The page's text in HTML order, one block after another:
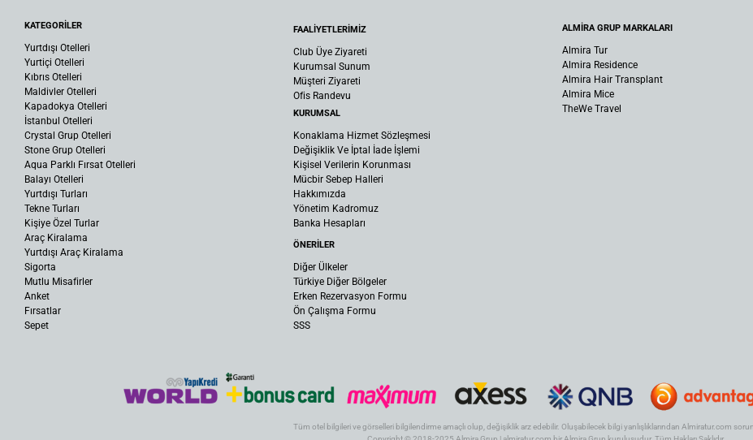
KATEGORİLER
Yurtdışı Otelleri
Yurtiçi Otelleri
Kıbrıs Otelleri
Maldivler Otelleri
Kapadokya Otelleri
İstanbul Otelleri
Crystal Grup Otelleri
Stone Grup Otelleri
Aqua Parklı Fırsat Otelleri
Balayı Otelleri
Yurtdışı Turları
Tekne Turları
Kişiye Özel Turlar
Araç Kiralama
Yurtdışı Araç Kiralama
Sigorta
Mutlu Misafirler
Anket
Fırsatlar
Sepet
FAALİYETLERİMİZ
Club Üye Ziyareti
Kurumsal Sunum
Müşteri Ziyareti
Ofis Randevu
KURUMSAL
Konaklama Hizmet Sözleşmesi
Değişiklik Ve İptal İade İşlemi
Kişisel Verilerin Korunması
Mücbir Sebep Halleri
Hakkımızda
Yönetim Kadromuz
Banka Hesapları
ÖNERİLER
Diğer Ülkeler
Türkiye Diğer Bölgeler
Erken Rezervasyon Formu
Ön Çalışma Formu
SSS
ALMİRA GRUP MARKALARI
Almira Tur
Almira Residence
Almira Hair Transplant
Almira Mice
TheWe Travel
Tüm otel bilgileri ve görselleri bilgilendirme amaçlı olup, değişiklik arz edebilir. Oluşabilecek bilgi yanlışlıklarından Almiratur.com